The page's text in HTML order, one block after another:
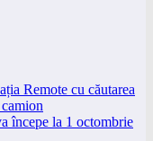
Remote cu căutarea
începe la 1 octombrie